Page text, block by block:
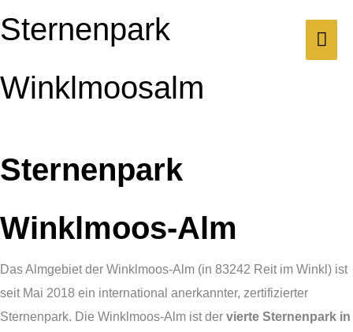
Inhalt
Sternenpark
Winklmoosalm
Sternenpark
Winklmoos-Alm
Das Almgebiet der Winklmoos-Alm (in 83242 Reit im Winkl) ist
seit Mai 2018 ein international anerkannter, zertifizierter
Sternenpark. Die Winklmoos-Alm ist der vierte Sternenpark in